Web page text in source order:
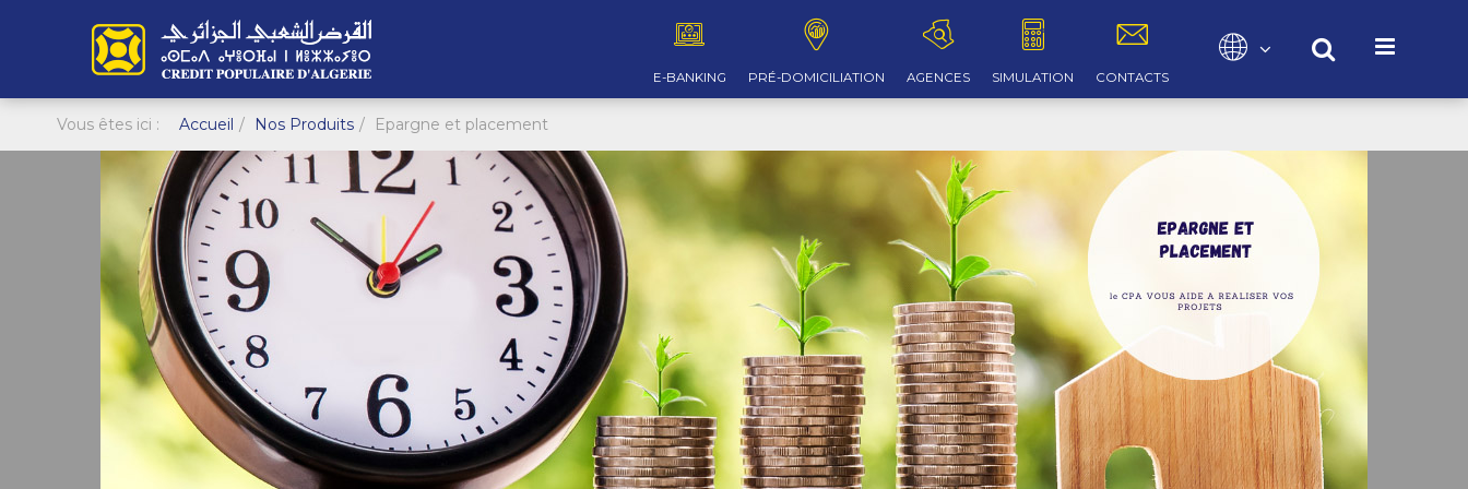
E-BANKING PRÉ-DOMICILIATION AGENCES SIMULATION CONTACTS
Sélectionnez votre langue
Vous êtes ici : Accueil Nos Produits Epargne et placement